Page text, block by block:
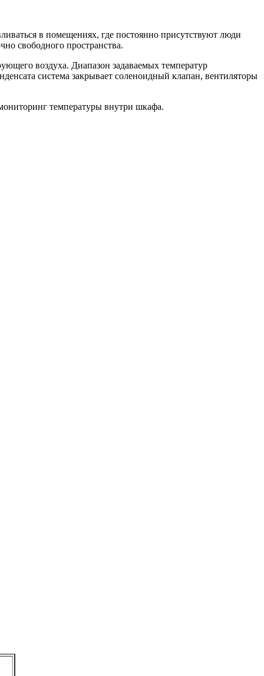
в помещениях, где постоянно присутствуют люди
свободного пространства.
воздуха. Диапазон задаваемых температур
система закрывает соленоидный клапан, вентиляторы
температуры внутри шкафа.